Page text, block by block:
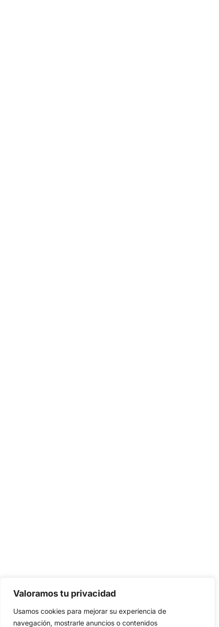
Valoramos tu privacidad
Usamos cookies para mejorar su experiencia de
navegación, mostrarle anuncios o contenidos